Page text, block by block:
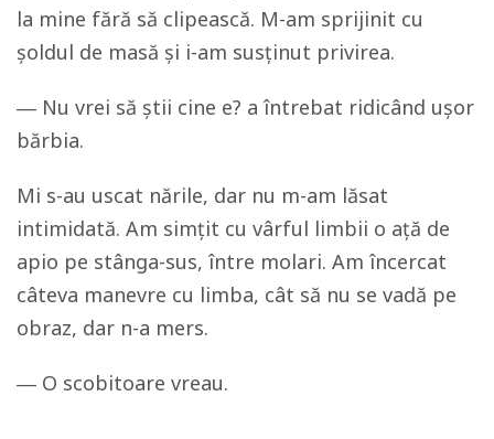
la mine fără să clipească. M-am sprijinit cu
șoldul de masă și i-am susținut privirea.
― Nu vrei să știi cine e? a întrebat ridicând ușor
bărbia.
Mi s-au uscat nările, dar nu m-am lăsat
intimidată. Am simțit cu vârful limbii o ață de
apio pe stânga-sus, între molari. Am încercat
câteva manevre cu limba, cât să nu se vadă pe
obraz, dar n-a mers.
― O scobitoare vreau.